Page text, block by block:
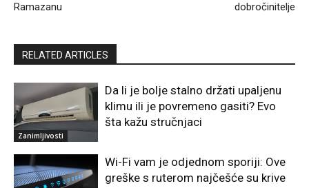
Ramazanu
dobročinitelje
RELATED ARTICLES
Zanimljivosti
Da li je bolje stalno držati upaljenu
klimu ili je povremeno gasiti? Evo
šta kažu stručnjaci
Wi-Fi vam je odjednom sporiji: Ove
greške s ruterom najčešće su krive